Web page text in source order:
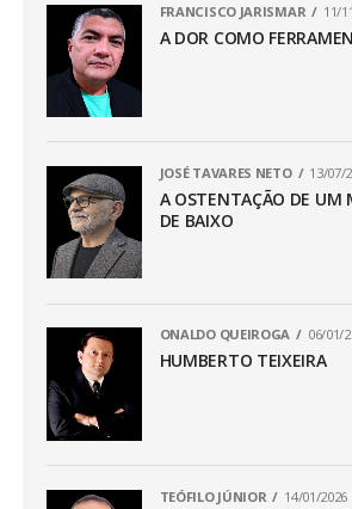
FRANCISCO JARISMAR 11/
A DOR COMO
JOSÉ TAVARES NETO 13/07/
A OSTENTAÇÃO DE UM
DE BAIXO
ONALDO QUEIROGA 06/01/
HUMBERTO TEIXEIRA
TEÓFILO JÚNIOR 14/01/2026